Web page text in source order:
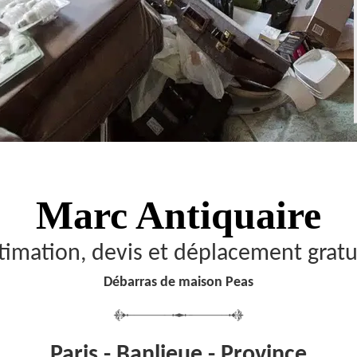
Marc Antiquaire
devis et déplacement
Débarras de maison Peas